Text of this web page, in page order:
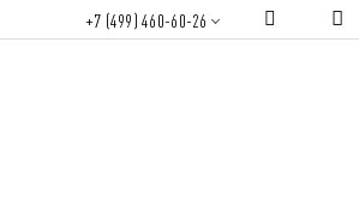
+7 (499) 460-60-26